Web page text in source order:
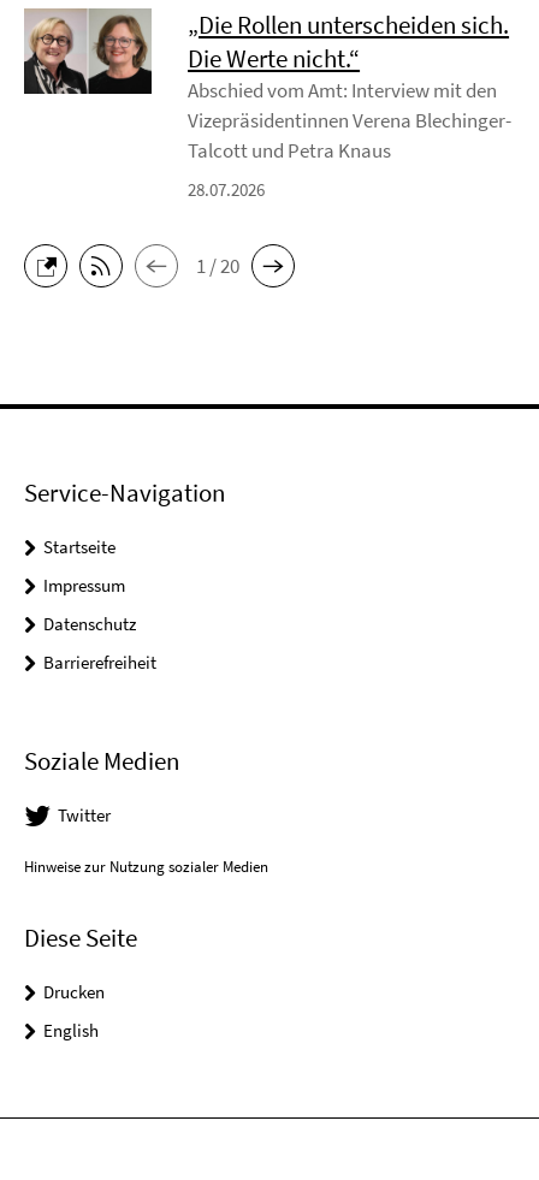
„Die Rollen unterscheiden sich.
Die Werte nicht.“
Abschied vom Amt: Interview mit den
Vizepräsidentinnen Verena Blechinger-
Talcott und Petra Knaus
28.07.2026
1 / 20
Service-Navigation
Startseite
Impressum
Datenschutz
Barrierefreiheit
Soziale Medien
Twitter
Hinweise zur Nutzung sozialer Medien
Diese Seite
Drucken
English